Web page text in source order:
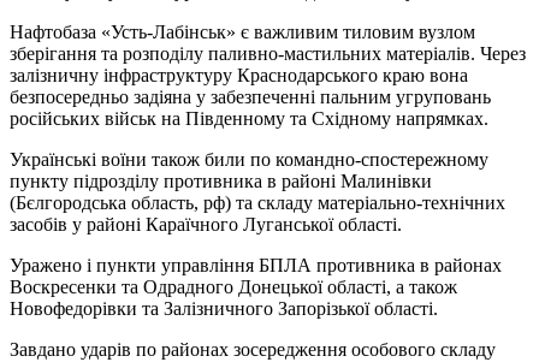
Нафтобаза «Усть-Лабінськ» є важливим тиловим вузлом
зберігання та розподілу паливно-мастильних матеріалів. Через
залізничну інфраструктуру Краснодарського краю вона
безпосередньо задіяна у забезпеченні пальним угруповань
російських військ на Південному та Східному напрямках.
Українські воїни також били по командно-спостережному
пункту підрозділу противника в районі Малинівки
(Бєлгородська область, рф) та складу матеріально-технічних
засобів у районі Караїчного Луганської області.
Уражено і пункти управління БПЛА противника в районах
Воскресенки та Одрадного Донецької області, а також
Новофедорівки та Залізничного Запорізької області.
Завдано ударів по районах зосередження особового складу